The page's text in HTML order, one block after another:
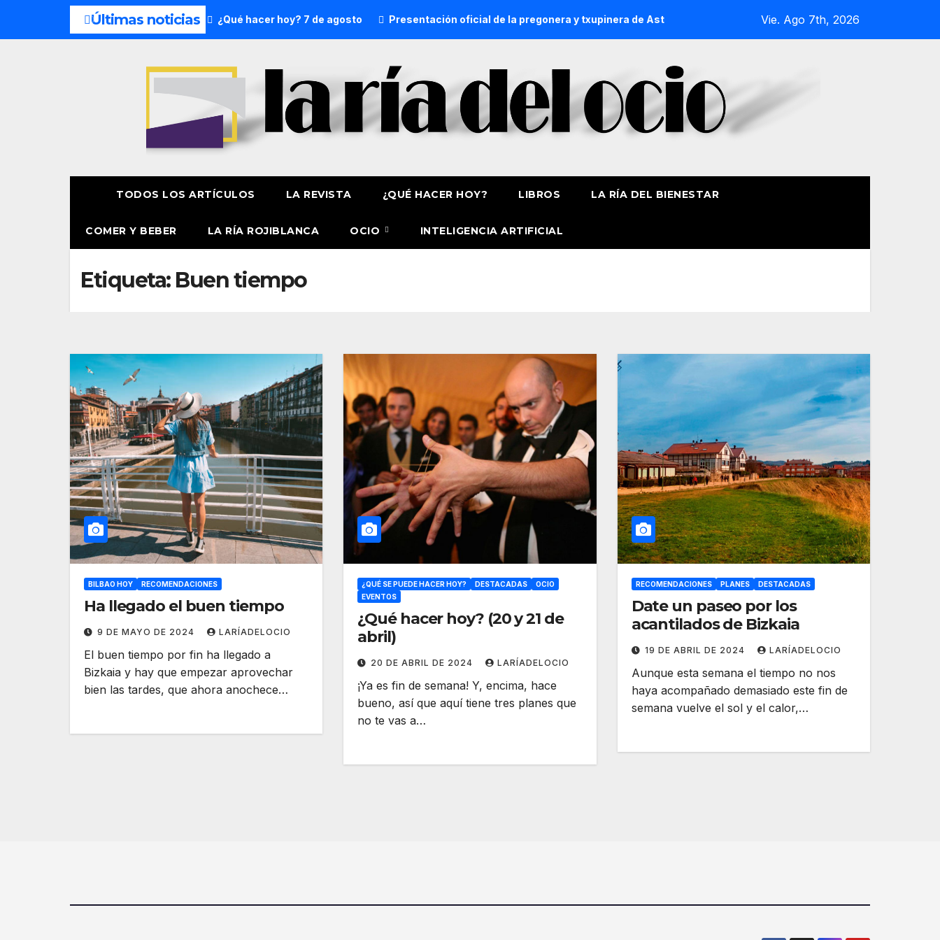
Últimas noticias
fin de semana: 8 y 9 de agosto ¿Qué hacer hoy? 7 de agosto Presentación oficial de la pregonera y txupinera de Aste Nagusia 2026 La Procesión Náutica de la Amatxu
Vie. Ago 7th, 2026
TODOS LOS ARTÍCULOS LA REVISTA ¿QUÉ HACER HOY? LIBROS LA RÍA DEL BIENESTAR
COMER Y BEBER LA RÍA ROJIBLANCA OCIO INTELIGENCIA ARTIFICIAL
Etiqueta: Buen tiempo
BILBAO HOY RECOMENDACIONES
Ha llegado el buen tiempo
9 DE MAYO DE 2024 LARÍADELOCIO
El buen tiempo por fin ha llegado a
Bizkaia y hay que empezar aprovechar
bien las tardes, que ahora anochece…
¿QUÉ SE PUEDE HACER HOY? DESTACADAS
OCIO
EVENTOS
¿Qué hacer hoy? (20 y 21 de
abril)
20 DE ABRIL DE 2024 LARÍADELOCIO
¡Ya es fin de semana! Y, encima, hace
bueno, así que aquí tiene tres planes que
no te vas a…
RECOMENDACIONES PLANES DESTACADAS
Date un paseo por los
acantilados de Bizkaia
19 DE ABRIL DE 2024 LARÍADELOCIO
Aunque esta semana el tiempo no nos
haya acompañado demasiado este fin de
semana vuelve el sol y el calor,…